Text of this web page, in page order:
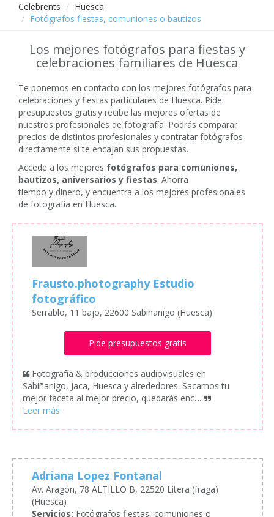
Celebrents
Huesca
Fotógrafos fiestas, comuniones o bautizos
Los mejores fotógrafos para fiestas y
celebraciones familiares de Huesca
Te ponemos en contacto con los mejores fotógrafos para
celebraciones y fiestas particulares de Huesca. Pide
presupuestos gratis y recibe las mejores ofertas de
nuestros profesionales de fotografía. Podrás comparar
precios de distintos profesionales y contratar fotógrafos
directamente si te encajan sus propuestas.
Accede a los mejores fotógrafos para comuniones,
bautizos, aniversarios y fiestas. Ahorra
tiempo y dinero, y encuentra a los mejores profesionales
de fotografía en Huesca.
Frausto.photography Estudio
fotográfico
Serrablo, 11 bajo, 22600 Sabiñanigo (Huesca)
Pide presupuestos gratis
Fotografía & producciones audiovisuales en
Sabiñanigo, Jaca, Huesca y alrededores. Sacamos tu
mejor faceta al mejor precio, quedarás enc...
Adriana Lopez Fontanal
Av. Aragón, 78 ALTILLO B, 22520 Litera (fraga)
(Huesca)
Servicios: Fotógrafos fiestas, comuniones o